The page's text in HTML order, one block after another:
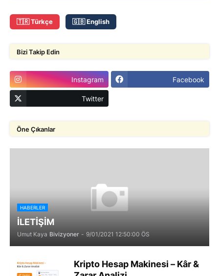
🇹🇷 Türkçe 🇬🇧 English
Bizi Takip Edin
Instagram Facebook
Twitter
Öne Çıkanlar
HABERLER
İLETİŞİM
Umut Kaya Bivizyoner - 9/01/2021 12:50:00 ÖS
Kripto Hesap Makinesi – Kâr &